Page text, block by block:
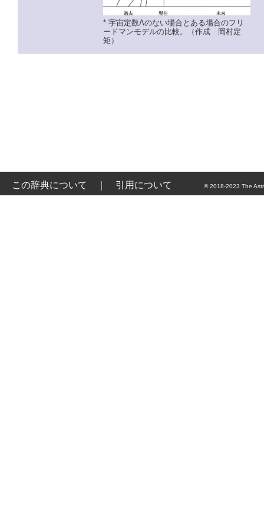
* 宇宙定数Λのない場合とある場合のフリ
ードマンモデルの比較。（作成 岡村定
矩）
この辞典について 引用について © 2018-2023 The